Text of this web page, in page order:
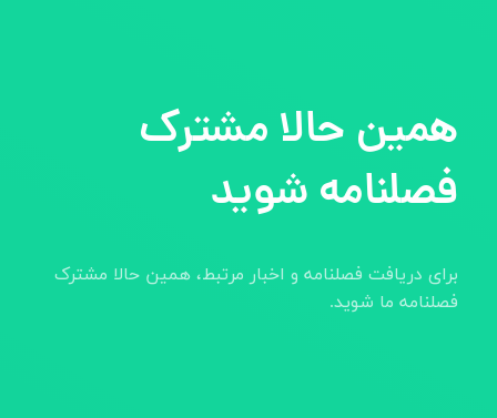
همین حالا مشترک
فصلنامه شوید
برای دریافت فصلنامه و اخبار مرتبط، همین حالا مشترک
فصلنامه ما شوید.